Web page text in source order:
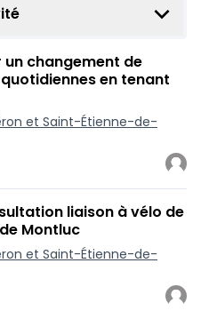
un changement de
en tenant
et Saint-Étienne-de-
liaison à vélo de
Montluc
et Saint-Étienne-de-